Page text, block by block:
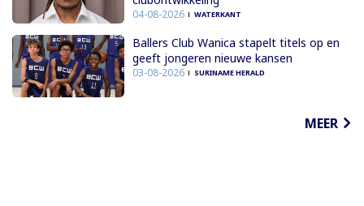
04-08-2026 WATERKANT
Ballers Club Wanica stapelt titels op en
geeft jongeren nieuwe kansen
03-08-2026 SURINAME HERALD
MEER